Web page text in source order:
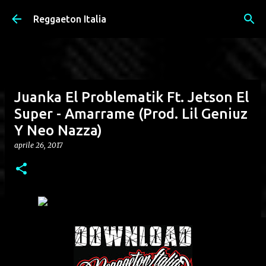
Passa ai contenuti principali
Reggaeton Italia
Juanka El Problematik Ft. Jetson El
Super - Amarrame (Prod. Lil Geniuz
Y Neo Nazza)
aprile 26, 2017